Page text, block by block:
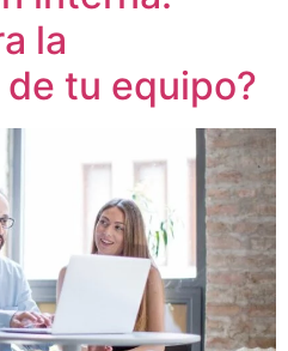
la
tu equipo?